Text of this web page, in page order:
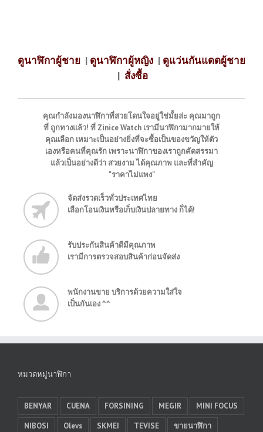
ดูนาฬิกาผู้ชาย | ดูนาฬิกาผู้หญิง | ดูแว่นกันแดดผู้ชาย
| สั่งซื้อ
คุณกำลังมองนาฬิกาที่สวยโดนใจอยู่ใช่มั้ยล่ะ คุณมาถูก
ที่ ถูกทางแล้ว! ที่ Zinice Watch เรามีนาฬิกามากมายให้
คุณเลือก เหมาะเป็นอย่างยิ่งที่จะซื้อเป็นของขวัญให้ตัว
เองหรือคนที่คุณรัก เพราะนาฬิกาของเราถูกคัดสรรมา
แล้วเป็นอย่างดีว่า สวยงาม ได้คุณภาพ และที่สำคัญ
"ราคาไม่แพง"
จัดส่งรวดเร็วทั่วประเทศไทย
เลือกโอนเงินหรือเก็บเงินปลายทาง ก็ได้!
รับประกันสินค้าดีมีคุณภาพ
เรามีการตรวจสอบสินค้าก่อนจัดส่ง
พนักงานขาย บริการด้วยความใส่ใจ
เป็นกันเอง ^^
หมวดหมู่นาฬิกา
BENYAR CUENA FORSINING MEGIR
MINI FOCUS
NIBOSI
Olevs SKMEI TEVISE
ขายนาฬิกา